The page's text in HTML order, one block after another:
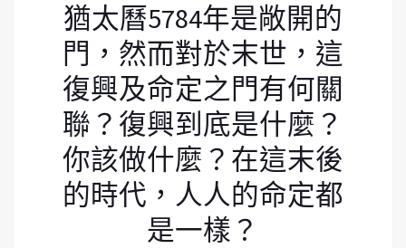
猶太曆5784年是敞開的
門，然而對於末世，這
復興及命定之門有何關
聯？復興到底是什麼？
你該做什麼？在這末後
的時代，人人的命定都
是一樣？